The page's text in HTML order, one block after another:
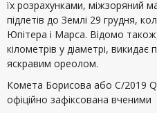
їх розрахунками, міжзоряний
підлетів до Землі 29 грудня,
Юпітера і Марса. Відомо
кілометрів у діаметрі,
яскравим ореолом.
Комета Борисова або C/2019
офіційно зафіксована вченими